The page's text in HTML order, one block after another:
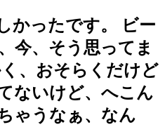
かったです。 ビー
今、そう思ってま
、おそらくだけど
ないけど、へこん
ゃうなぁ、なん